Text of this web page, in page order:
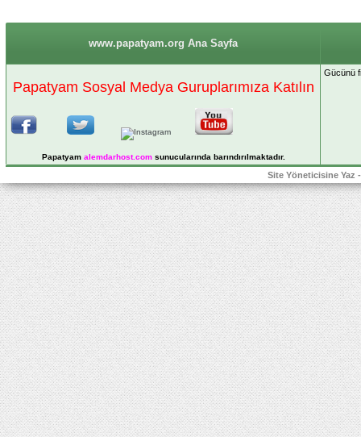
www.papatyam.org Ana Sayfa
Papatyam Sosyal Medya Guruplarımıza Katılın
Papatyam alemdarhost.comsunucularında barındırılmaktadır.
Gücünü
Site Yöneticisine Yaz